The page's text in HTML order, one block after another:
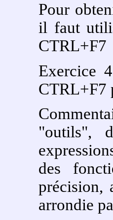
Pour
il faut
CTRL+F7
Exercice
CTRL+F7
"outils",
des
précision,
arrondie